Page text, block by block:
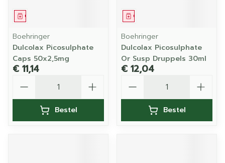
Geneesmiddel
Boehringer
Dulcolax Picosulphate
Caps 50x2,5mg
€ 11,14
Bestel
Geneesmiddel
Boehringer
Dulcolax Picosulphate
Or Susp Druppels 30ml
€ 12,04
Bestel